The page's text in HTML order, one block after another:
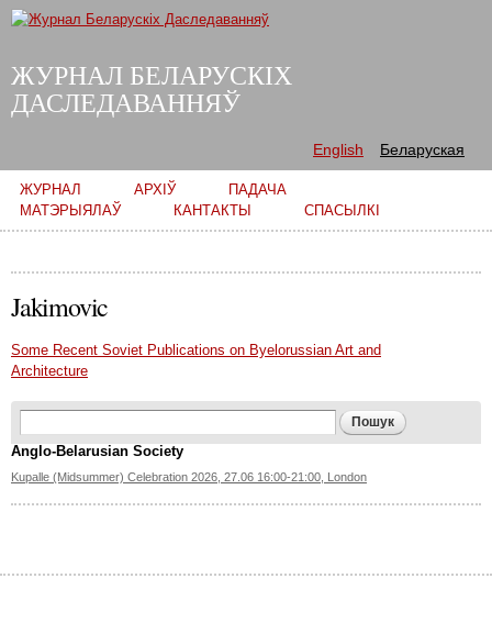
main
ЖУРНАЛ БЕЛАРУСКІХ
ДАСЛЕДАВАННЯЎ
English Беларуская
Main menu
ЖУРНАЛ АРХІЎ
ПАДАЧА
МАТЭРЫЯЛАЎ
КАНТАКТЫ СПАСЫЛКІ
Jakimovic
Some Recent Soviet Publications on Byelorussian Art and
Architecture
Search form
Anglo-Belarusian Society
Kupalle (Midsummer) Celebration 2026, 27.06 16:00-21:00, London